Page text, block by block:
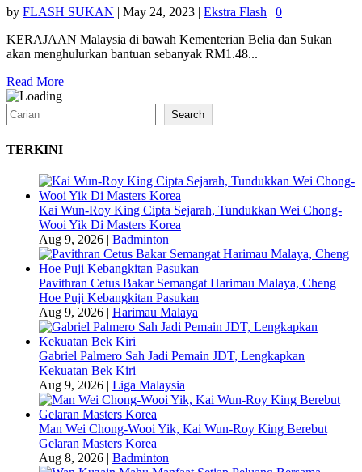
by FLASH SUKAN | May 24, 2023 | Ekstra Flash | 0
KERAJAAN Malaysia di bawah Kementerian Belia dan Sukan
akan menghulurkan bantuan sebanyak RM1.48...
Read More
Search Search
TERKINI
Kai Wun-Roy King Cipta Sejarah, Tundukkan Wei Chong-
Wooi Yik Di Masters Korea
Aug 9, 2026
Badminton
Pavithran Cetus Bakar Semangat Harimau Malaya, Cheng
Hoe Puji Kebangkitan Pasukan
Aug 9, 2026
Harimau Malaya
Gabriel Palmero Sah Jadi Pemain JDT, Lengkapkan
Kekuatan Bek Kiri
Aug 9, 2026
Liga Malaysia
Man Wei Chong-Wooi Yik, Kai Wun-Roy King Berebut
Gelaran Masters Korea
Aug 8, 2026
Badminton